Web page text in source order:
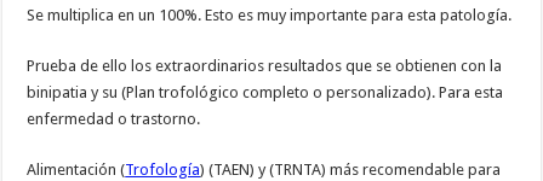
Se multiplica en un 100%. Esto es muy importante para esta patología.
Prueba de ello los extraordinarios resultados que se obtienen con la
binipatia y su (Plan trofológico completo o personalizado). Para esta
enfermedad o trastorno.
Alimentación (Trofología) (TAEN) y (TRNTA) más recomendable para